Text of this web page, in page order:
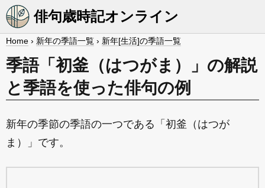
俳句歳時記オンライン
Home › 新年の季語一覧 › 新年[生活]の季語一覧
季語「初釜（はつがま）」の解説
と季語を使った俳句の例
新年の季節の季語の一つである「初釜（はつが
ま）」です。